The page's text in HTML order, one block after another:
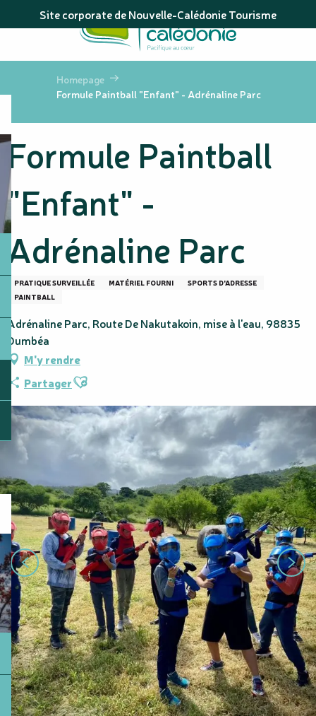
au
principal
Site corporate de Nouvelle-Calédonie Tourisme
Homepage
Formule Paintball "Enfant" - Adrénaline Parc
Formule Paintball
"Enfant" -
Adrénaline Parc
PRATIQUE SURVEILLÉE MATÉRIEL FOURNI
SPORTS D'ADRESSE
PAINTBALL
Adrénaline Parc, Route De Nakutakoin, mise à l'eau, 98835
Dumbéa
M'y rendre
PartagerAjouter aux favoris